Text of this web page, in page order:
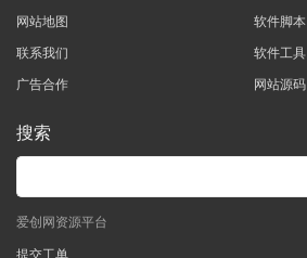
网站地图
联系我们
广告合作
软件脚本
软件工具
网站源码
搜索
爱创网资源平台
提交工单